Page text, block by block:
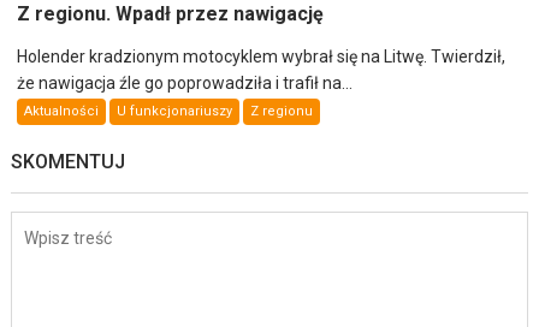
Z regionu. Wpadł przez nawigację
Holender kradzionym motocyklem wybrał się na Litwę. Twierdził,
że nawigacja źle go poprowadziła i trafił na...
Aktualności U funkcjonariuszy Z regionu
SKOMENTUJ